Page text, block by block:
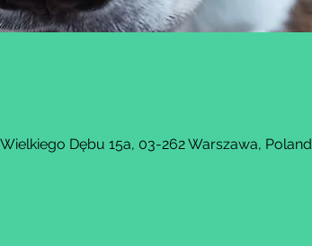
Dębu 15a, 03-262 Warszawa, Poland